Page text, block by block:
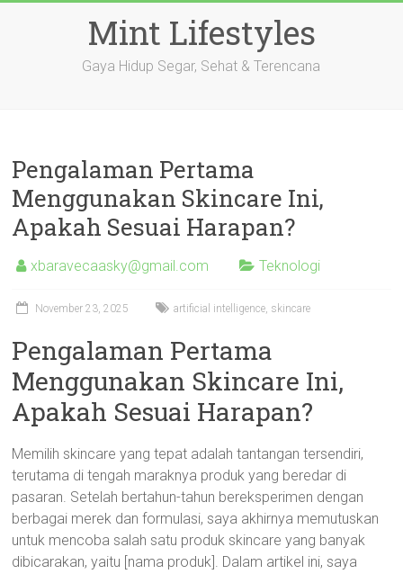
Mint Lifestyles
Gaya Hidup Segar, Sehat & Terencana
Pengalaman Pertama
Menggunakan Skincare Ini,
Apakah Sesuai Harapan?
xbaravecaasky@gmail.com Teknologi
November 23, 2025 artificial intelligence, skincare
Pengalaman Pertama
Menggunakan Skincare Ini,
Apakah Sesuai Harapan?
Memilih skincare yang tepat adalah tantangan tersendiri,
terutama di tengah maraknya produk yang beredar di
pasaran. Setelah bertahun-tahun bereksperimen dengan
berbagai merek dan formulasi, saya akhirnya memutuskan
untuk mencoba salah satu produk skincare yang banyak
dibicarakan, yaitu [nama produk]. Dalam artikel ini, saya